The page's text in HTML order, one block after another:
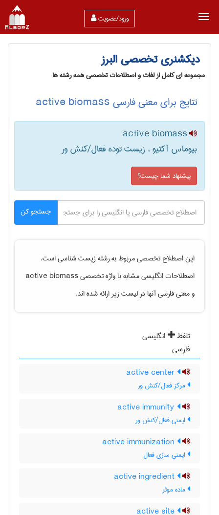
ورود/عضویت
دیکشنری تخصصی البرز
مجموعه ای کامل از لغات و اصطلاحات تخصصی همه رشته ها
نتایج برای معنی فارسی active biomass
active biomass
بیوماس آکتیو ، زیست توده فعال/کنش ور
پیشنهاد شما چیست؟
جستجو کن
این اصطلاح تخصصی مربوط به رشتهزيست شناسیاست.
اصطلاحات انگلیسی مشابه با واژه تخصصیactive biomass
و معنی فارسی آنها در لیست زیر ارائه شده اند.
تلفظ
انگلیسی
فارسی
مرکز فعال/کنش ور
ایمنی فعال/کنش ور
ایمنی سازی فعال
ماده موثر